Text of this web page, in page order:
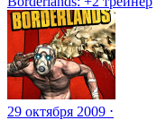
29 октября 2009 ⋅